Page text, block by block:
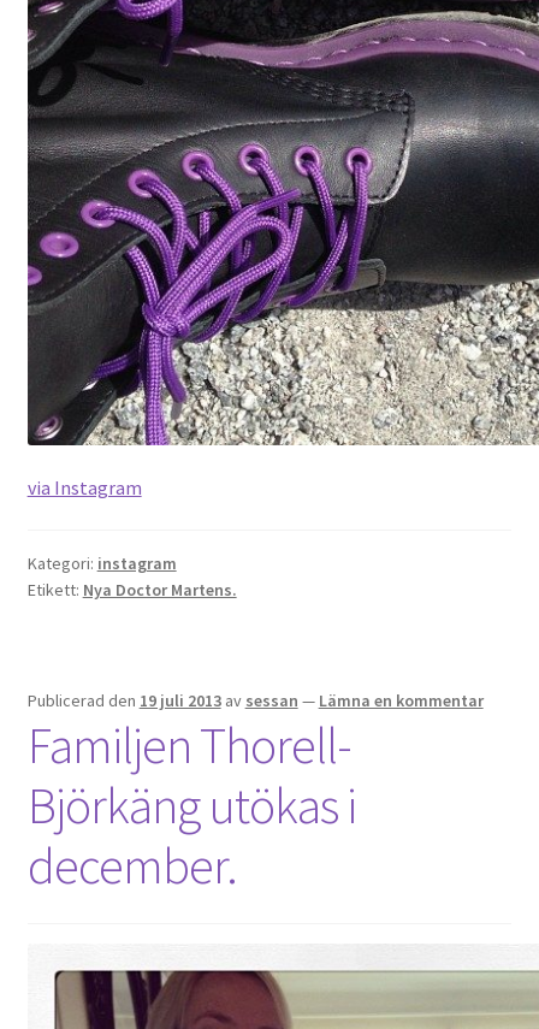
via Instagram
Kategori: instagram
Etikett: Nya Doctor Martens.
Publicerad den 19 juli 2013 av sessan — Lämna en kommentar
Familjen Thorell-
Björkäng utökas i
december.